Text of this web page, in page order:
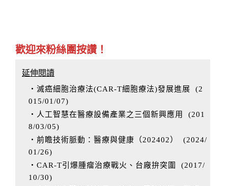
歡迎來粉絲團按讚！
延伸閱讀
‧滅癌細胞治療法(CAR-T細胞療法)發展進展 (2
015/01/07)
‧人工智慧在醫療設備產業之三個新興應用
(201
8/03/05)
‧前瞻技術脈動：醫療與健康（202402）
(2024/
01/26)
‧CAR-T引爆腫瘤治療戰火、台廠拚突圍
(2017/
10/30)